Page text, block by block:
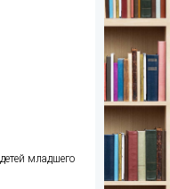
младшего